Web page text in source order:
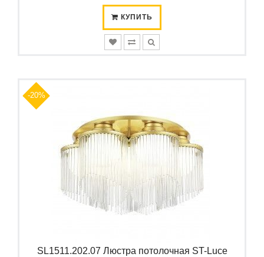
КУПИТЬ
-20%
SL1511.202.07 Люстра потолочная ST-Luce